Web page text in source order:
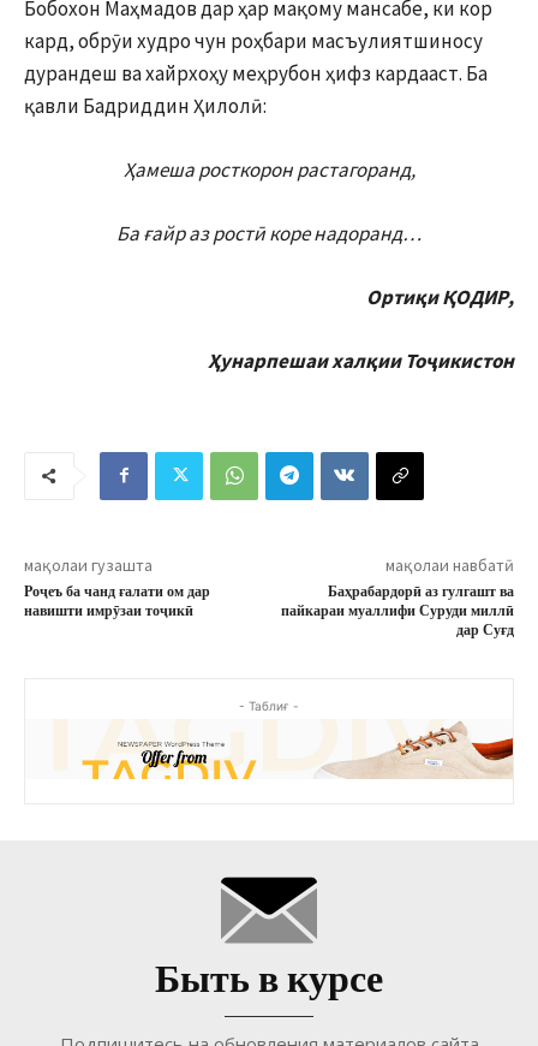
Бобохон Маҳмадов дар ҳар мақому мансабе, ки кор
кард, обрӯи худро чун роҳбари масъулиятшиносу
дурандеш ва хайрхоҳу меҳрубон ҳифз кардааст. Ба
қавли Бадриддин Ҳилолӣ:
Ҳамеша росткорон растагоранд,
Ба ғайр аз ростӣ коре надоранд…
Ортиқи ҚОДИР,
Ҳунарпешаи халқии Тоҷикистон
мақолаи гузашта
Роҷеъ ба чанд ғалати ом дар
навишти имрӯзаи тоҷикӣ
мақолаи навбатӣ
Баҳрабардорӣ аз гулгашт ва
пайкараи муаллифи Суруди миллӣ
дар Суғд
- Таблиғ -
Быть в курсе